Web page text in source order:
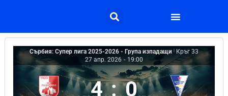
Сърбия: Супер лига 2025-2026 - Група изпадащи
Кръг 33
27 апр. 2026 - 19:00
4 : 0